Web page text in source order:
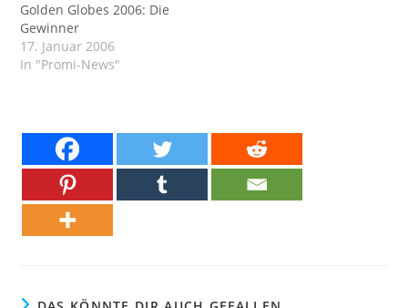
Golden Globes 2006: Die
Gewinner
17. Januar 2006
In "Promi-News"